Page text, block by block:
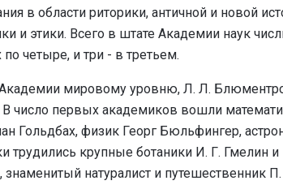
в области риторики, античной и новой
и этики. Всего в штате Академии наук
четыре, и три - в третьем.
Академии мировому уровню, Л. Л.
число первых академиков вошли
Гольдбах, физик Георг Бюльфингер,
трудились крупные ботаники И. Г. Гмелин
натуралист и путешественник